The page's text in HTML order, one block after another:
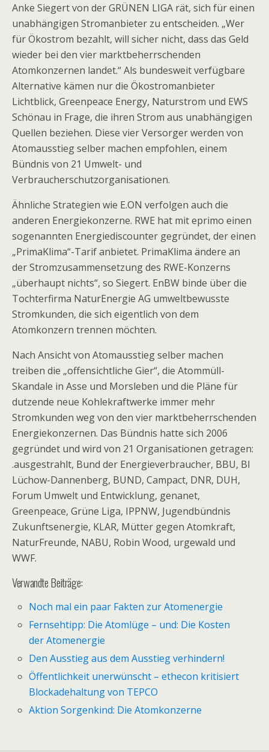
Anke Siegert von der GRÜNEN LIGA rät, sich für einen
unabhängigen Stromanbieter zu entscheiden. „Wer
für Ökostrom bezahlt, will sicher nicht, dass das Geld
wieder bei den vier marktbeherrschenden
Atomkonzernen landet.“ Als bundesweit verfügbare
Alternative kämen nur die Ökostromanbieter
Lichtblick, Greenpeace Energy, Naturstrom und EWS
Schönau in Frage, die ihren Strom aus unabhängigen
Quellen beziehen. Diese vier Versorger werden von
Atomausstieg selber machen empfohlen, einem
Bündnis von 21 Umwelt- und
Verbraucherschutzorganisationen.
Ähnliche Strategien wie E.ON verfolgen auch die
anderen Energiekonzerne. RWE hat mit eprimo einen
sogenannten Energiediscounter gegründet, der einen
„PrimaKlima“-Tarif anbietet. PrimaKlima ändere an
der Stromzusammensetzung des RWE-Konzerns
„überhaupt nichts“, so Siegert. EnBW binde über die
Tochterfirma NaturEnergie AG umweltbewusste
Stromkunden, die sich eigentlich von dem
Atomkonzern trennen möchten.
Nach Ansicht von Atomausstieg selber machen
treiben die „offensichtliche Gier“, die Atommüll-
Skandale in Asse und Morsleben und die Pläne für
dutzende neue Kohlekraftwerke immer mehr
Stromkunden weg von den vier marktbeherrschenden
Energiekonzernen. Das Bündnis hatte sich 2006
gegründet und wird von 21 Organisationen getragen:
.ausgestrahlt, Bund der Energieverbraucher, BBU, BI
Lüchow-Dannenberg, BUND, Campact, DNR, DUH,
Forum Umwelt und Entwicklung, genanet,
Greenpeace, Grüne Liga, IPPNW, Jugendbündnis
Zukunftsenergie, KLAR, Mütter gegen Atomkraft,
NaturFreunde, NABU, Robin Wood, urgewald und
WWF.
Verwandte Beiträge:
Noch mal ein paar Fakten zur Atomenergie
Fernsehtipp: Die Atomlüge – und: Die Kosten
der Atomenergie
Den Ausstieg aus dem Ausstieg verhindern!
Öffentlichkeit unerwünscht – ethecon kritisiert
Blockadehaltung von TEPCO
Aktion Sorgenkind: Die Atomkonzerne